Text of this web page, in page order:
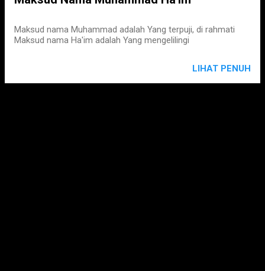
Maksud nama Muhammad adalah Yang terpuji, di rahmati
Maksud nama Ha'im adalah Yang mengelilingi
LIHAT PENUH